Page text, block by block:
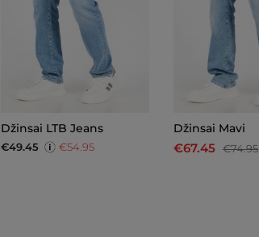
Džinsai LTB Jeans
€49.45 €54.95
Džinsai Mavi
€67.45 €74.95